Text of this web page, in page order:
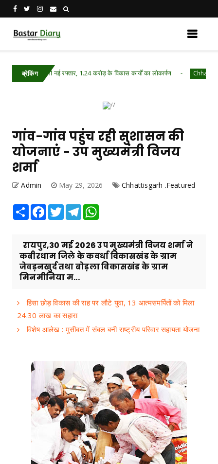
ब्रेकिंग
मिली नई रफ्तार, 1.24 करोड़ के विकास कार्यों का लोकार्पण Chhattisgarh
गांव-गांव पहुंच रही सुशासन की
योजनाएं - उप मुख्यमंत्री विजय
शर्मा
Admin May 29, 2026 Chhattisgarh .Featured
Share Facebook
TwitterTelegram
रायपुर,30 मई 2026 उप मुख्यमंत्री विजय शर्मा ने
कबीरधाम जिले के कवर्धा विकासखंड के ग्राम
जेवड़नखुर्द तथा बोड़ला विकासखंड के ग्राम
मिनमीनिया म...
हिंसा छोड़ विकास की राह पर लौटे युवा, 13 आत्मसमर्पितों को मिला
24.30 लाख का सहारा
विशेष आलेख : मुसीबत में संबल बनी राष्ट्रीय परिवार सहायता योजना